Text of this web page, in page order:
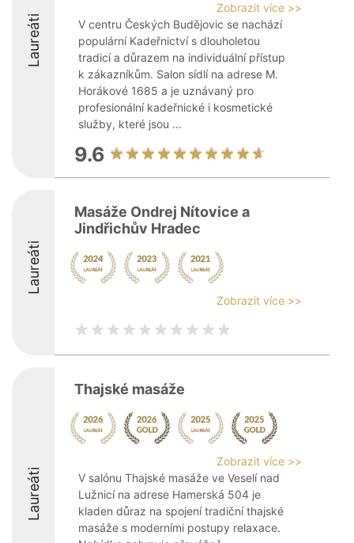
Laureáti
Zobrazit více >>
V centru Českých Budějovic se nachází
populární Kadeřnictví s dlouholetou
tradicí a důrazem na individuální přístup
k zákazníkům. Salon sídlí na adrese M.
Horákové 1685 a je uznávaný pro
profesionální kadeřnické i kosmetické
služby, které jsou ...
9.6
Laureáti
Masáže Ondrej Nítovice a
Jindřichův Hradec
Zobrazit více >>
Laureáti
Thajské masáže
Zobrazit více >>
V salónu Thajské masáže ve Veselí nad
Lužnicí na adrese Hamerská 504 je
kladen důraz na spojení tradiční thajské
masáže s moderními postupy relaxace.